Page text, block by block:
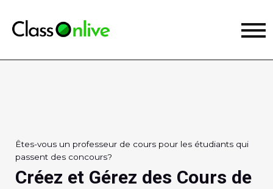
Êtes-vous un professeur de cours pour les étudiants qui
passent des concours?
Créez et Gérez des Cours de